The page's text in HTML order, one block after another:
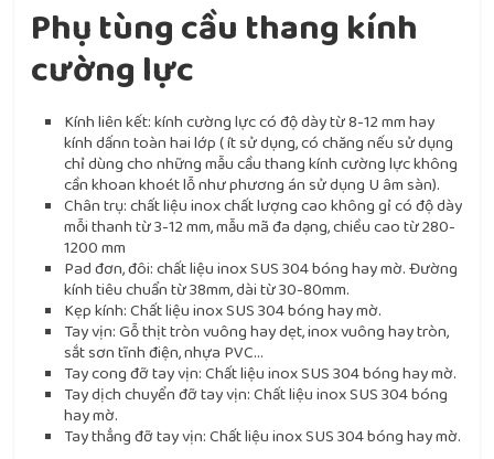
Phụ tùng cầu thang kính
cường lực
Kính liên kết: kính cường lực có độ dày từ 8-12 mm hay
kính dấnn toàn hai lớp ( ít sử dụng, có chăng nếu sử dụng
chỉ dùng cho những mẫu cầu thang kính cường lực không
cần khoan khoét lỗ như phương án sử dụng U âm sàn).
Chân trụ: chất liệu inox chất lượng cao không gỉ có độ dày
mỗi thanh từ 3-12 mm, mẫu mã đa dạng, chiều cao từ 280-
1200 mm
Pad đơn, đôi: chất liệu inox SUS 304 bóng hay mờ. Đường
kính tiêu chuẩn từ 38mm, dài từ 30-80mm.
Kẹp kính: Chất liệu inox SUS 304 bóng hay mờ.
Tay vịn: Gỗ thịt tròn vuông hay dẹt, inox vuông hay tròn,
sắt sơn tĩnh điện, nhựa PVC…
Tay cong đỡ tay vịn: Chất liệu inox SUS 304 bóng hay mờ.
Tay dịch chuyển đỡ tay vịn: Chất liệu inox SUS 304 bóng
hay mờ.
Tay thẳng đỡ tay vịn: Chất liệu inox SUS 304 bóng hay mờ.